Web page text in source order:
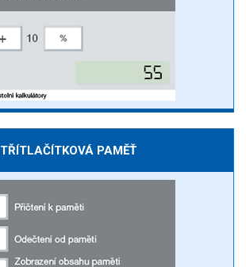
TŘÍTLAČÍTKOVÁ PAMĚŤ